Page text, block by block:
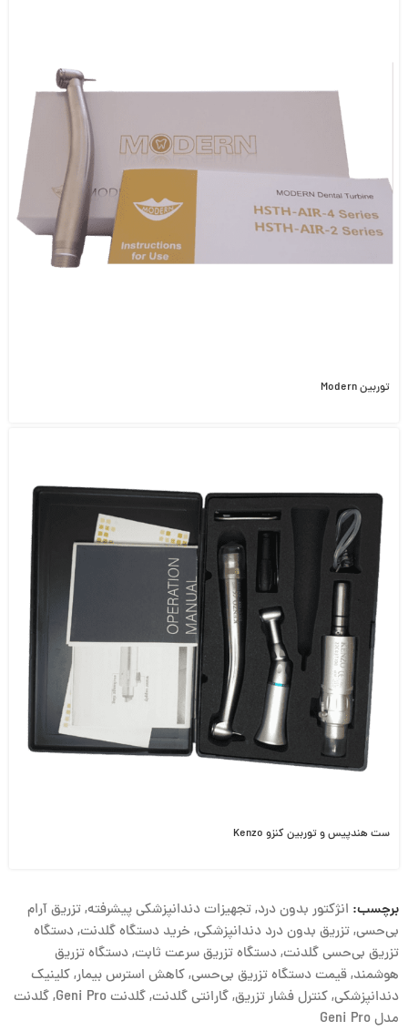
توربین Modern
ست هندپیس و توربین کنزو Kenzo
برچسب: انژکتور بدون درد,تجهیزات دندانپزشکی پیشرفته,تزریق آرام
بی‌حسی,تزریق بدون درد دندانپزشکی, خرید دستگاه گلدنت,دستگاه
تزریق بی‌حسی گلدنت,دستگاه تزریق سرعت ثابت,دستگاه تزریق
هوشمند,قیمت دستگاه تزریق بی‌حسی,کاهش استرس بیمار,کلینیک
دندانپزشکی,کنترل فشار تزریق,گارانتی گلدنت,گلدنت Geni Pro ,گلدنت
مدل Geni Pro